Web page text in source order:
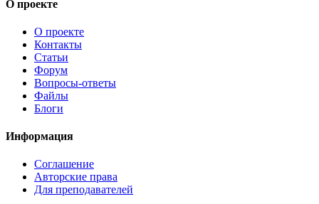
О проекте
О проекте
Контакты
Статьи
Форум
Вопросы-ответы
Файлы
Блоги
Информация
Соглашение
Авторские права
Для преподавателей